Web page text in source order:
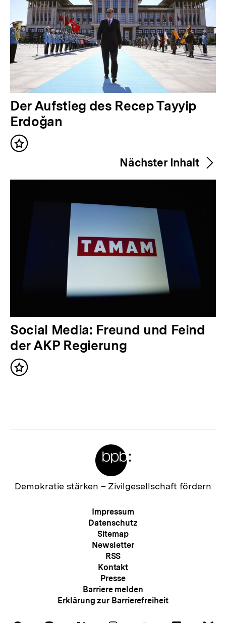
V
o
r
h
r
l
t
Der Aufstieg des Recep Tayyip
Erdoğan
Inhalt
Nächster Inhalt
N
ä
c
h
h
Social Media: Freund und Feind
der AKP Regierung
Inhalt
Zur
Demokratie stärken – Zivilgesellschaft fördern
Meta-
Navigation
Impressum
Datenschutz
Sitemap
Newsletter
RSS
Kontakt
Presse
Barriere melden
Erklärung zur Barrierefreiheit